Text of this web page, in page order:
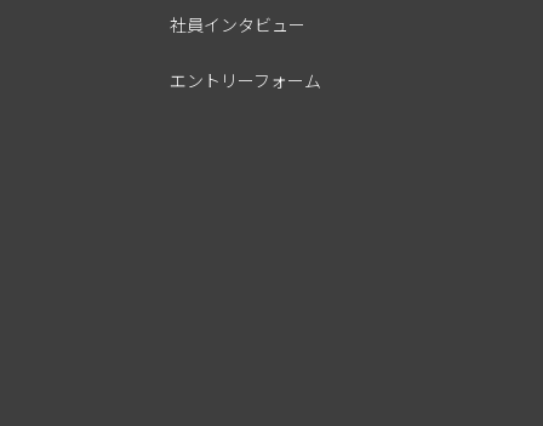
社員インタビュー
エントリーフォーム